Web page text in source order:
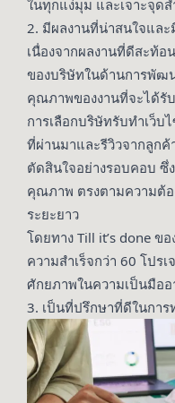
ในทุกแง่มุม และเจาะจุ
2. มีผลงานที่น่าสนใจแล
เนื่องจากผลงานที่ดีสะท้
ของบริษัทในด้านการพัฒ
คุณภาพของงานที่จะได้รับ
การเลือกบริษัทรับทำเว็
ที่ผ่านมาและรีวิวจากลูกค้
ตัดสินใจอย่างรอบคอบ
คุณภาพ ตรงตามความต้อ
ระยะยาว
โดยทาง Till it’s done ข
ความสำเร็จกว่า 60 โปร
ศักยภาพในความเป็นมือ
3. เป็นที่ปรึกษาที่ดีในการ